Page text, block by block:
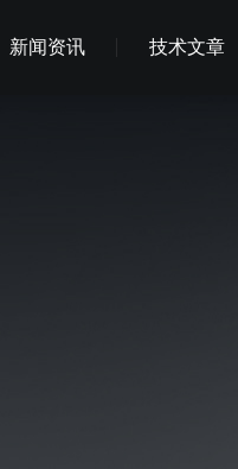
新闻资讯 技术文章